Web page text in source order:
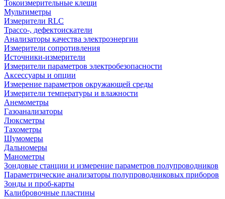
Токоизмерительные клещи
Мультиметры
Измерители RLC
Трассо-, дефектоискатели
Анализаторы качества электроэнергии
Измерители сопротивления
Источники-измерители
Измерители параметров электробезопасности
Аксессуары и опции
Измерение параметров окружающей среды
Измерители температуры и влажности
Анемометры
Газоанализаторы
Люксметры
Тахометры
Шумомеры
Дальномеры
Манометры
Зондовые станции и измерение параметров полупроводников
Параметрические анализаторы полупроводниковых приборов
Зонды и проб-карты
Калибровочные пластины